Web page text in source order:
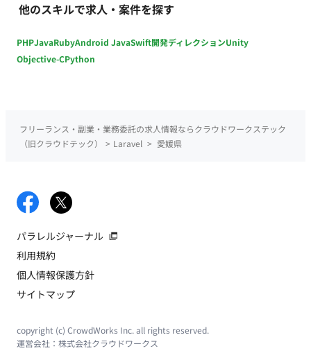
他のスキルで求人・案件を探す
PHPJavaRubyAndroid JavaSwift開発ディレクションUnity
Objective-CPython
フリーランス・副業・業務委託の求人情報ならクラウドワークステック
（旧クラウドテック）
> Laravel > 愛媛県
パラレルジャーナル
利用規約
個人情報保護方針
サイトマップ
copyright (c) CrowdWorks Inc. all rights reserved.
運営会社： 株式会社クラウドワークス